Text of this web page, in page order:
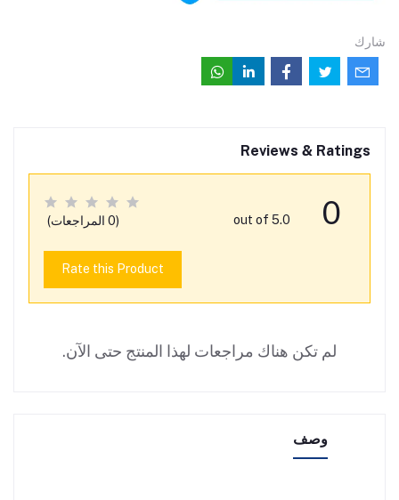
شارك
Reviews & Ratings
0
out of 5.0 (0 المراجعات)
Rate this Product
لم تكن هناك مراجعات لهذا المنتج حتى الآن.
وصف